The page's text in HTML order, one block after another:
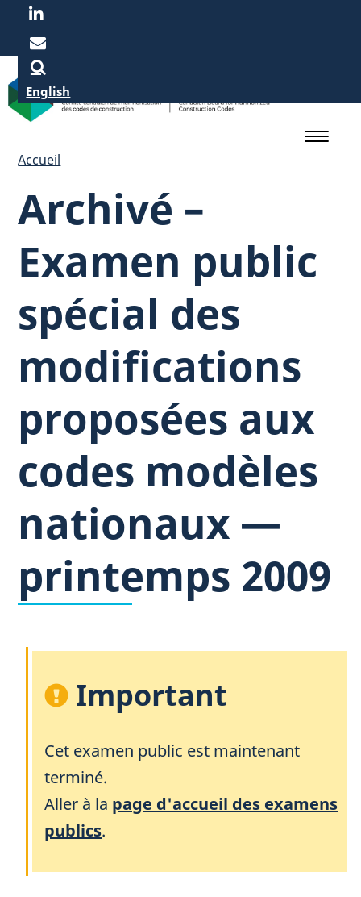
Skip
main
content
English
Accueil
Archivé –
Examen public
spécial des
modifications
proposées aux
codes modèles
nationaux —
printemps 2009
Important
Cet examen public est maintenant
terminé.
Aller à la page d'accueil des examens
publics.